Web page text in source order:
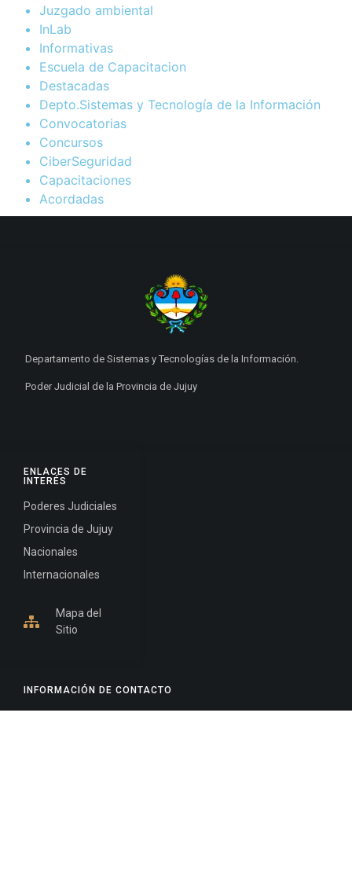
Juzgado ambiental
InLab
Informativas
Escuela de Capacitacion
Destacadas
Depto.Sistemas y Tecnología de la Información
Convocatorias
Concursos
CiberSeguridad
Capacitaciones
Acordadas
INFORMACIÓN DE CONTACTO
ENLACES DE
INTERÉS
Poderes Judiciales
Provincia de Jujuy
Nacionales
Internacionales
Mapa del
Sitio
Departamento de Sistemas y Tecnologías de la Información.
Poder Judicial de la Provincia de Jujuy